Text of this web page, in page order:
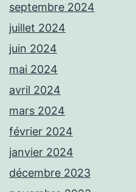
septembre 2024
juillet 2024
juin 2024
mai 2024
avril 2024
mars 2024
février 2024
janvier 2024
décembre 2023